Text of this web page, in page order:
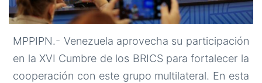
MPPIPN.- Venezuela aprovecha su participación
en la XVI Cumbre de los BRICS para fortalecer la
cooperación con este grupo multilateral. En esta